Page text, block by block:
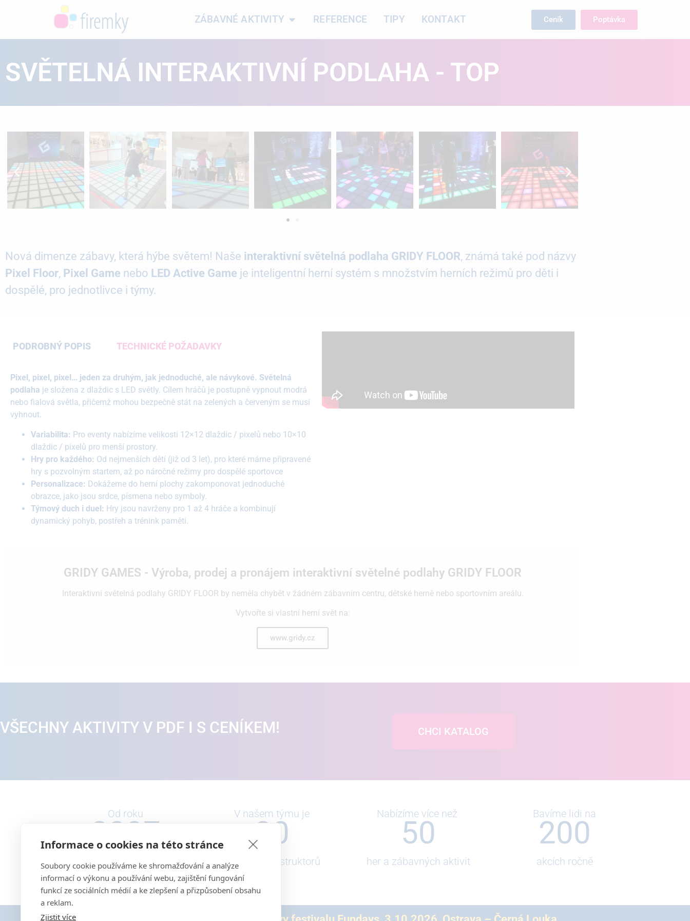
ZÁBAVNÉ AKTIVITY REFERENCE TIPY KONTAKT Ceník Poptávka
SVĚTELNÁ INTERAKTIVNÍ PODLAHA - TOP
Nová dimenze zábavy, která hýbe světem! Naše interaktivní světelná podlaha GRIDY FLOOR, známá také pod názvy
Pixel Floor, Pixel Game nebo LED Active Game je inteligentní herní systém s množstvím herních režimů pro děti i
dospělé, pro jednotlivce i týmy.
PODROBNÝ POPIS TECHNICKÉ POŽADAVKY
Pixel, pixel, pixel… jeden za druhým, jak jednoduché, ale návykové. Světelná
podlaha je složena z dlaždic s LED světly. Cílem hráčů je postupně vypnout modrá
nebo fialová světla, přičemž mohou bezpečně stát na zelených a červeným se musí
vyhnout.
Variabilita: Pro eventy nabízíme velikosti 12×12 dlaždic / pixelů nebo 10×10
dlaždic / pixelů pro menší prostory.
Hry pro každého: Od nejmenších dětí (již od 3 let), pro které máme připravené
hry s pozvolným startem, až po náročné režimy pro dospělé sportovce
Personalizace: Dokážeme do herní plochy zakomponovat jednoduché
obrazce, jako jsou srdce, písmena nebo symboly.
Týmový duch i duel: Hry jsou navrženy pro 1 až 4 hráče a kombinují
dynamický pohyb, postřeh a trénink paměti.
GRIDY GAMES - Výroba, prodej a pronájem interaktivní světelné podlahy GRIDY FLOOR
Interaktivní světelná podlahy GRIDY FLOOR by neměla chybět v žádném zábavním centru, dětské herně nebo sportovním areálu.
Vytvořte si vlastní herní svět na:
www.gridy.cz
VŠECHNY AKTIVITY V PDF I S CENÍKEM! CHCI KATALOG
Od roku
organizujeme srdcem
2007
V našem týmu je
školených instruktorů
30
Nabízíme více než
her a zábavných aktivit
50
Bavíme lidi na
akcích ročně
200
Informace o cookies na této stránce
Soubory cookie používáme ke shromažďování a analýze
informací o výkonu a používání webu, zajištění fungování
funkcí ze sociálních médií a ke zlepšení a přizpůsobení obsahu
a reklam.
Zjistit více